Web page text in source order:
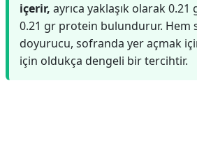
içerir, ayrıca yaklaşık olarak
0.21 gr protein bulundurur. Hem
doyurucu, sofranda yer açmak
için oldukça dengeli bir tercihtir.